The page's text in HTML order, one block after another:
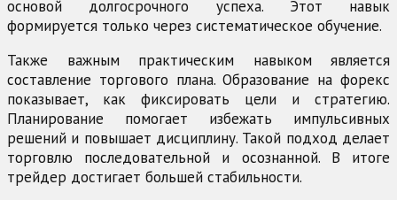
основой долгосрочного успеха. Этот навык
формируется только через систематическое обучение.
Также важным практическим навыком является
составление торгового плана. Образование на форекс
показывает, как фиксировать цели и стратегию.
Планирование помогает избежать импульсивных
решений и повышает дисциплину. Такой подход делает
торговлю последовательной и осознанной. В итоге
трейдер достигает большей стабильности.